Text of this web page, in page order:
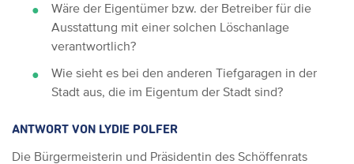
Wäre der Eigentümer bzw. der Betreiber für die
Ausstattung mit einer solchen Löschanlage
verantwortlich?
Wie sieht es bei den anderen Tiefgaragen in der
Stadt aus, die im Eigentum der Stadt sind?
ANTWORT VON LYDIE POLFER
Die Bürgermeisterin und Präsidentin des Schöffenrats